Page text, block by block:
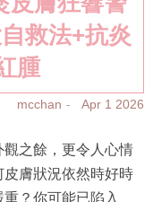
救法+抗炎
腫
mcchan Apr 1 2026
之餘，更令人心情
膚狀況依然時好時
？你可能已陷入